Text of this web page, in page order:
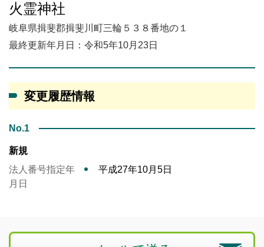
火霊神社
岐阜県揖斐郡揖斐川町三輪５３８番地の１
最終更新年月日：令和5年10月23日
変更履歴情報
No.1
新規
法人番号指定年
月日
平成27年10月5日